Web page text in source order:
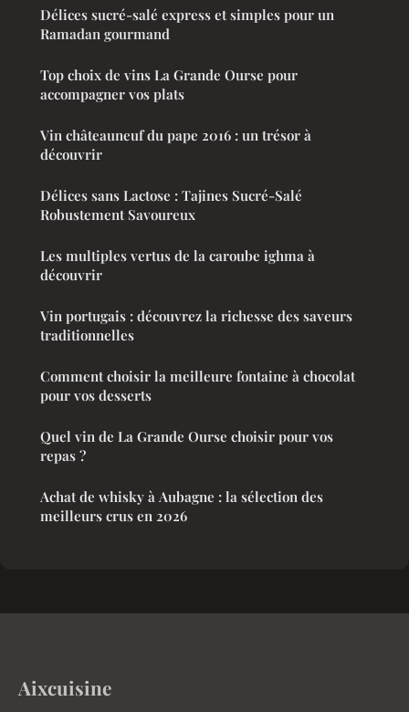
Délices sucré-salé express et simples pour un
Ramadan gourmand
Top choix de vins La Grande Ourse pour
accompagner vos plats
Vin châteauneuf du pape 2016 : un trésor à
découvrir
Délices sans Lactose : Tajines Sucré-Salé
Robustement Savoureux
Les multiples vertus de la caroube ighma à
découvrir
Vin portugais : découvrez la richesse des saveurs
traditionnelles
Comment choisir la meilleure fontaine à chocolat
pour vos desserts
Quel vin de La Grande Ourse choisir pour vos
repas ?
Achat de whisky à Aubagne : la sélection des
meilleurs crus en 2026
Aixcuisine